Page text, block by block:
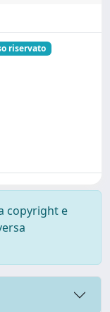
riservato
copyright e